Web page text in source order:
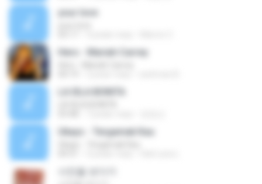
your love
Hero - Mariah Carrey
Ukays - Tergamak Kau
사진을 보다가